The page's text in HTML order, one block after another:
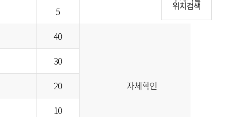
위치검색
5
40
자체확인
30
20
10